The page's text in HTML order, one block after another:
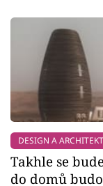
DESIGN A
Takhle se
do domů